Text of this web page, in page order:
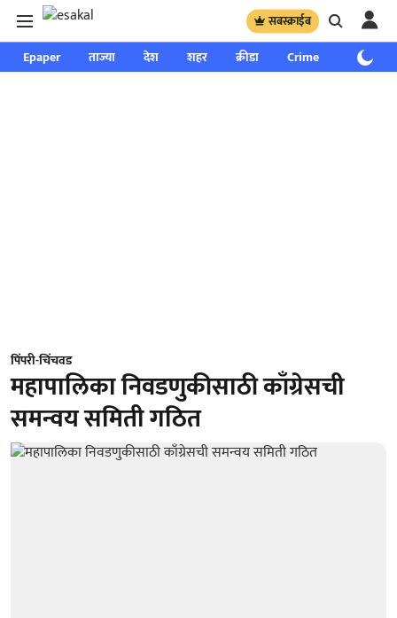
सबस्क्राईब
Epaper ताज्या देश शहर क्रीडा Crime साप्ताहिक
पिंपरी-चिंचवड
महापालिका निवडणुकीसाठी काँग्रेसची
समन्वय समिती गठित